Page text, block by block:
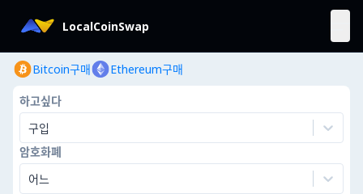
LocalCoinSwap
Bitcoin구매 Ethereum구매
하고싶다
구입
암호화폐
어느